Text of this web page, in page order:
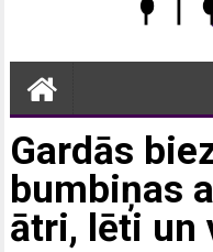
Gardās
bumbiņas
ātri, lēti un